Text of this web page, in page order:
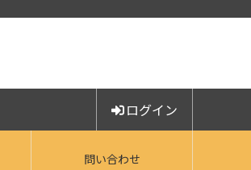
ログイン
問い合わせ